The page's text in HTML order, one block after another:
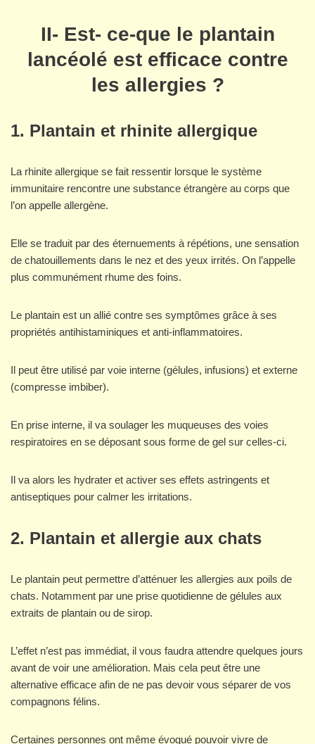
II- Est- ce-que le plantain
lancéolé est efficace contre
les allergies ?
1. Plantain et rhinite allergique
La rhinite allergique se fait ressentir lorsque le système
immunitaire rencontre une substance étrangère au corps que
l’on appelle allergène.
Elle se traduit par des éternuements à répétions, une sensation
de chatouillements dans le nez et des yeux irrités. On l’appelle
plus communément rhume des foins.
Le plantain est un allié contre ses symptômes grâce à ses
propriétés antihistaminiques et anti-inflammatoires.
Il peut être utilisé par voie interne (gélules, infusions) et externe
(compresse imbiber).
En prise interne, il va soulager les muqueuses des voies
respiratoires en se déposant sous forme de gel sur celles-ci.
Il va alors les hydrater et activer ses effets astringents et
antiseptiques pour calmer les irritations.
2. Plantain et allergie aux chats
Le plantain peut permettre d’atténuer les allergies aux poils de
chats. Notamment par une prise quotidienne de gélules aux
extraits de plantain ou de sirop.
L’effet n’est pas immédiat, il vous faudra attendre quelques jours
avant de voir une amélioration. Mais cela peut être une
alternative efficace afin de ne pas devoir vous séparer de vos
compagnons félins.
Certaines personnes ont même évoqué pouvoir vivre de